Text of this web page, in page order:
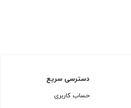
دسترسی سریع
حساب کاربری